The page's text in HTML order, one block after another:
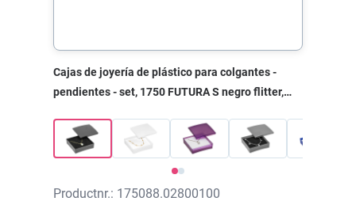
Cajas de joyería de plástico para colgantes -
pendientes - set, 1750 FUTURA S negro flitter,
Productnr.: 175088.02800100